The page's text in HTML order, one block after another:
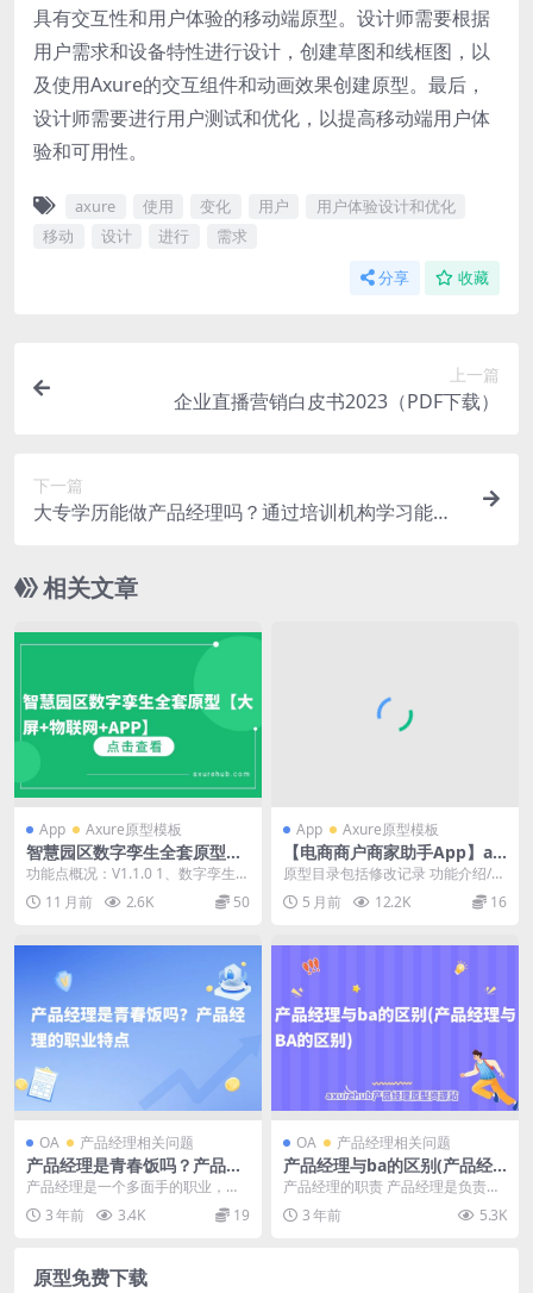
具有交互性和用户体验的移动端原型。设计师需要根据
用户需求和设备特性进行设计，创建草图和线框图，以
及使用Axure的交互组件和动画效果创建原型。最后，
设计师需要进行用户测试和优化，以提高移动端用户体
验和可用性。
axure 使用 变化 用户
用户体验设计和优化
移动
设计 进行 需求
分享 收藏
上一篇
企业直播营销白皮书2023（PDF下载）
下一篇
大专学历能做产品经理吗？通过培训机构学习能不
相关文章
App Axure原型模板
智慧园区数字孪生全套原型
【大屏+物联网+APP】
功能点概况：V1.1.0 1、数字孪生大
屏：园区态势、智能安防、智能巡
检、设备管...
11 月前 2.6K 50
App Axure原型模板
【电商商户商家助手App】ax
ure产品经理原型模板
原型目录包括修改记录 功能介绍/流
程图 全局样式 交互互动 时间格式
异常处理 ...
5 月前 12.2K 16
OA 产品经理相关问题
产品经理是青春饭吗？产品经
理的职业特点
产品经理是一个多面手的职业，他
们需要具备多种技能和特点，以成
功地管理和推动产品的...
3 年前 3.4K 19
OA 产品经理相关问题
产品经理与ba的区别(产品经
理与BA的区别)
产品经理的职责 产品经理是负责产
品全生命周期的人员，他们负责定
义产品的愿景和战略...
3 年前 5.3K
原型免费下载